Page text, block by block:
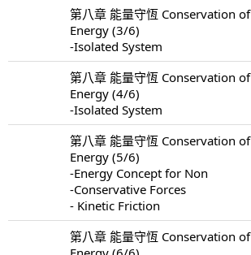
第八章 能量守恆 Conservation of
Energy (3/6)
-Isolated System
第八章 能量守恆 Conservation of
Energy (4/6)
-Isolated System
第八章 能量守恆 Conservation of
Energy (5/6)
-Energy Concept for Non
-Conservative Forces
- Kinetic Friction
第八章 能量守恆 Conservation of